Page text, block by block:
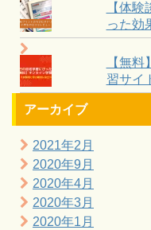
【体
った効
【無
習サイ
アーカイブ
2021年2月
2020年9月
2020年4月
2020年3月
2020年1月